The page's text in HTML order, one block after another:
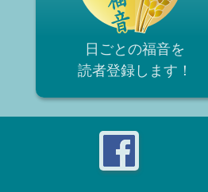
日ごとの福音を
読者登録 します！